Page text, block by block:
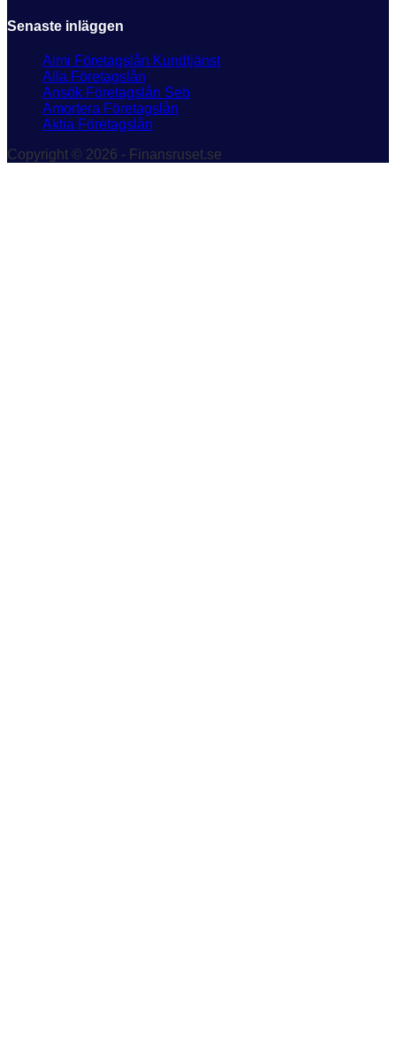
Senaste inläggen
Almi Företagslån Kundtjänst
Alla Företagslån
Ansök Företagslån Seb
Amortera Företagslån
Aktia Företagslån
Copyright © 2026 - Finansruset.se